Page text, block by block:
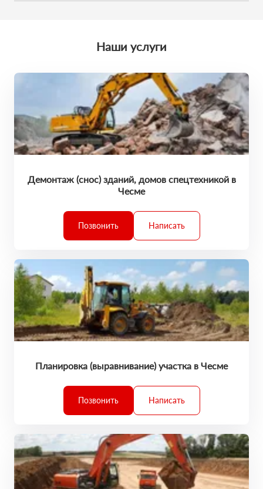
Наши услуги
Демонтаж (снос) зданий, домов спецтехникой в
Чесме
Позвонить Написать
Планировка (выравнивание) участка в Чесме
Позвонить Написать